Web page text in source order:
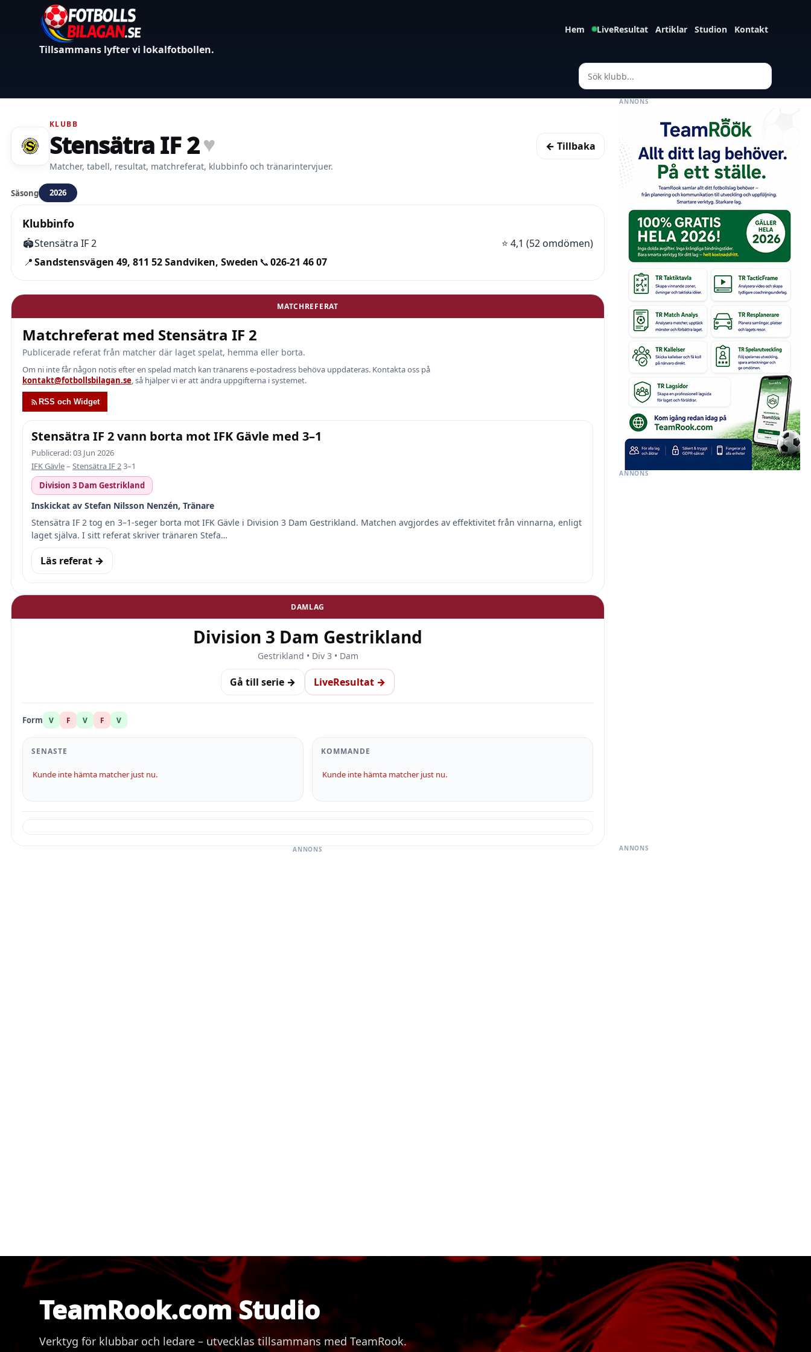
Tillsammans lyfter vi lokalfotbollen.
Hem LiveResultat Artiklar Studion Kontakt
ANNONS
ANNONS
ANNONS
KLUBB
Stensätra IF 2♥
Matcher, tabell, resultat, matchreferat, klubbinfo och tränarintervjuer.
← Tillbaka
Säsong 2026
Klubbinfo
🏟️Stensätra IF 2 ⭐ 4,1 (52 omdömen)
📍Sandstensvägen 49, 811 52 Sandviken, Sweden 📞026-21 46 07
MATCHREFERAT
Matchreferat med Stensätra IF 2
Publicerade referat från matcher där laget spelat, hemma eller borta.
Om ni inte får någon notis efter en spelad match kan tränarens e-postadress behöva uppdateras. Kontakta oss på
kontakt@fotbollsbilagan.se, så hjälper vi er att ändra uppgifterna i systemet.
RSS och Widget
Stensätra IF 2 vann borta mot IFK Gävle med 3–1
Publicerad: 03 Jun 2026
IFK Gävle– Stensätra IF 23–1
Division 3 Dam Gestrikland
Inskickat av Stefan Nilsson Nenzén, Tränare
Stensätra IF 2 tog en 3–1-seger borta mot IFK Gävle i Division 3 Dam Gestrikland. Matchen avgjordes av effektivitet från vinnarna, enligt
laget själva. I sitt referat skriver tränaren Stefa…
Läs referat →
DAMLAG
Division 3 Dam Gestrikland
Gestrikland • Div 3 • Dam
Gå till serie → LiveResultat →
Form V F V F V
SENASTE
Kunde inte hämta matcher just nu.
KOMMANDE
Kunde inte hämta matcher just nu.
ANNONS
TeamRook.com Studio
Verktyg för klubbar och ledare – utvecklas tillsammans med TeamRook.